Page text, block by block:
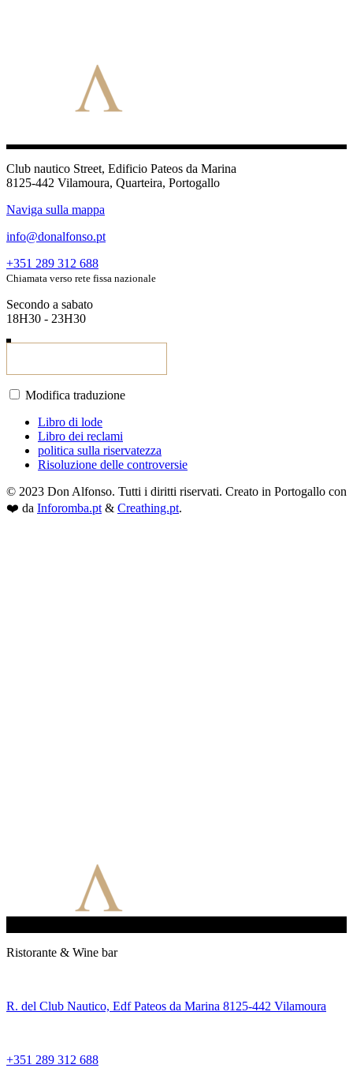
Club nautico Street, Edificio Pateos da Marina
8125-442 Vilamoura, Quarteira, Portogallo
Naviga sulla mappa
info@donalfonso.pt
+351 289 312 688
Chiamata verso rete fissa nazionale
Secondo a sabato
18H30 - 23H30
Modifica traduzione
Libro di lode
Libro dei reclami
politica sulla riservatezza
Risoluzione delle controversie
© 2023 Don Alfonso. Tutti i diritti riservati. Creato in Portogallo con
❤️ da Inforomba.pt & Creathing.pt.
Ristorante & Wine bar
R. del Club Nautico, Edf Pateos da Marina 8125-442 Vilamoura
+351 289 312 688